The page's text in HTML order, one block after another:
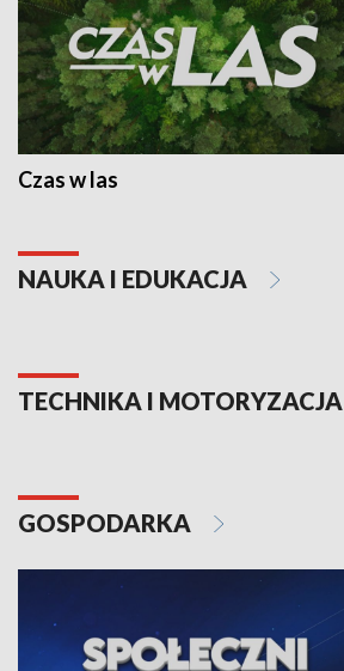
Czas w las
NAUKA I EDUKACJA
TECHNIKA I MOTORYZACJA
GOSPODARKA